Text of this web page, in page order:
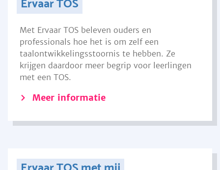
Ervaar TOS
Met Ervaar TOS beleven ouders en
professionals hoe het is om zelf een
taalontwikkelingsstoornis te hebben. Ze
krijgen daardoor meer begrip voor leerlingen
met een TOS.
Meer informatie